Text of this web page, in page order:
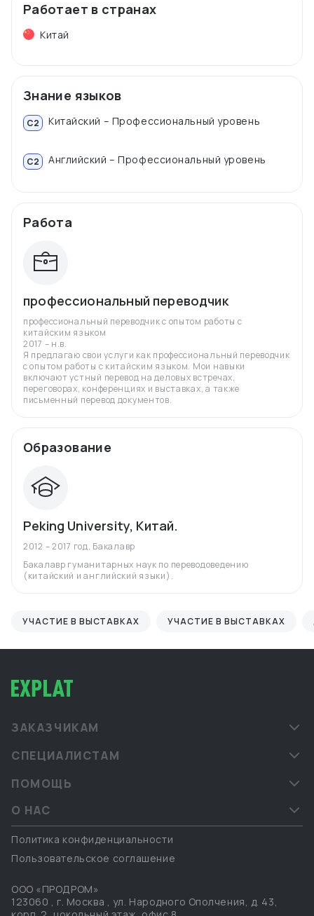
Работает в странах
Китай
Знание языков
C2 Китайский – Профессиональный уровень
C2 Английский – Профессиональный уровень
Работа
профессиональный переводчик
профессиональный переводчик с опытом работы с
китайским языком
2017 – н.в.
Я предлагаю свои услуги как профессиональный переводчик
с опытом работы с китайским языком. Мои навыки
включают устный перевод на деловых встречах,
переговорах, конференциях и выставках, а также
письменный перевод документов.
Образование
Peking University, Китай.
2012 – 2017 год, Бакалавр
Бакалавр гуманитарных наук по переводоведению
(китайский и английский языки).
УЧАСТИЕ В ВЫСТАВКАХ УЧАСТИЕ В ВЫСТАВКАХ
ЗАКАЗЧИКАМ
СПЕЦИАЛИСТАМ
ПОМОЩЬ
О НАС
Политика конфиденциальности
Пользовательское соглашение
ООО «ПРОДРОМ»
123060 , г. Москва , ул. Народного Ополчения, д. 43,